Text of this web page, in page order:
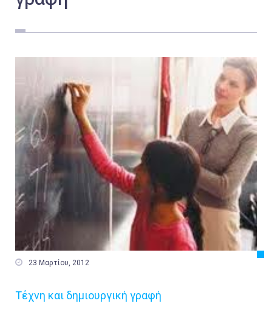
 23 Μαρτίου, 2012
Τέχνη και δημιουργική γραφή
Ελλάδα
Αγροτικά
Πολιτική
Αθλητικά
Αστυνομικό Δελτίο